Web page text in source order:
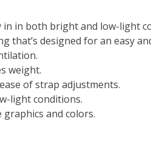
in both bright and low-light
that’s designed for an easy
weight.
of strap adjustments.
light conditions.
and colors.